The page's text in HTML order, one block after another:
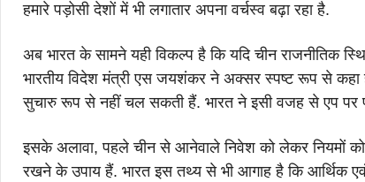
हमारे पड़ोसी देशों में भी लगातार अपना वर्चस्व बढ़ा रहा है.
अब भारत के सामने यही विकल्प है कि यदि चीन राजनीतिक
भारतीय विदेश मंत्री एस जयशंकर ने अक्सर स्पष्ट रूप से कहा है
सुचारु रूप से नहीं चल सकती हैं. भारत ने इसी वजह से एप पर
इसके अलावा, पहले चीन से आनेवाले निवेश को लेकर नियमों को
रखने के उपाय हैं. भारत इस तथ्य से भी आगाह है कि आर्थिक एवं